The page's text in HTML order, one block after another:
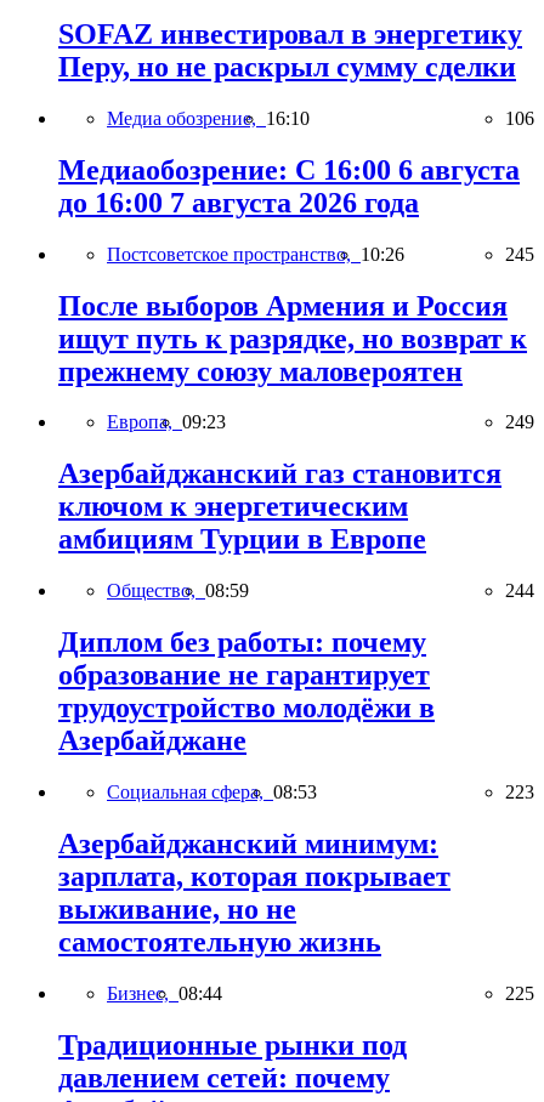
SOFAZ инвестировал в энергетику
Перу, но не раскрыл сумму сделки
Медиа обозрение, 16:10 106
Медиаобозрение: С 16:00 6 августа
до 16:00 7 августа 2026 года
Постсоветское пространство, 10:26 245
После выборов Армения и Россия
ищут путь к разрядке, но возврат к
прежнему союзу маловероятен
Европа, 09:23 249
Азербайджанский газ становится
ключом к энергетическим
амбициям Турции в Европе
Общество, 08:59 244
Диплом без работы: почему
образование не гарантирует
трудоустройство молодёжи в
Азербайджане
Социальная сфера, 08:53 223
Азербайджанский минимум:
зарплата, которая покрывает
выживание, но не
самостоятельную жизнь
Бизнес, 08:44 225
Традиционные рынки под
давлением сетей: почему